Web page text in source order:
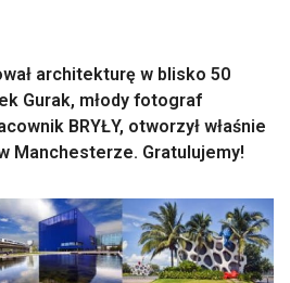
architekturę w blisko 50
Gurak, młody fotograf
BRYŁY, otworzył właśnie
Manchesterze. Gratulujemy!